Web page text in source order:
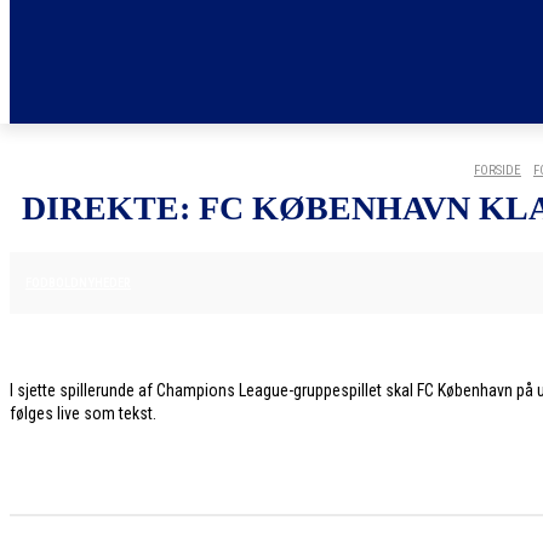
FORSIDE
DIREKTE: FC KØBENHAVN
I sjette spillerunde af Champions League-gruppespillet skal FC København
følges live som tekst.